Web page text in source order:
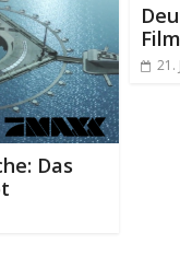
Das
21.